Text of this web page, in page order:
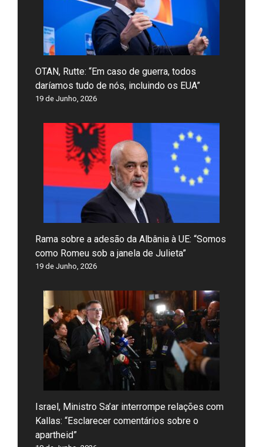
OTAN, Rutte: “Em caso de guerra, todos
daríamos tudo de nós, incluindo os EUA”
19 de Junho, 2026
Rama sobre a adesão da Albânia à UE: “Somos
como Romeu sob a janela de Julieta”
19 de Junho, 2026
Israel, Ministro Sa’ar interrompe relações com
Kallas: “Esclarecer comentários sobre o
apartheid”